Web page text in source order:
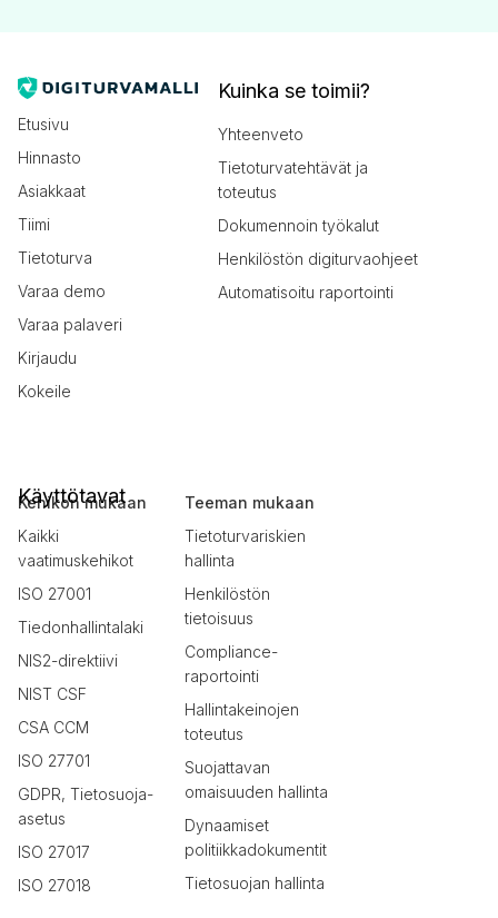
Etusivu
Hinnasto
Asiakkaat
Tiimi
Tietoturva
Varaa demo
Varaa palaveri
Kirjaudu
Kokeile
Kuinka se toimii?
Yhteenveto
Tietoturvatehtävät ja
toteutus
Dokumennoin työkalut
Henkilöstön digiturvaohjeet
Automatisoitu raportointi
Käyttötavat
Kehikon mukaan
Kaikki
vaatimuskehikot
ISO 27001
Tiedonhallintalaki
NIS2-direktiivi
NIST CSF
CSA CCM
ISO 27701
GDPR, Tietosuoja-
asetus
ISO 27017
ISO 27018
Teeman mukaan
Tietoturvariskien
hallinta
Henkilöstön
tietoisuus
Compliance-
raportointi
Hallintakeinojen
toteutus
Suojattavan
omaisuuden hallinta
Dynaamiset
politiikkadokumentit
Tietosuojan hallinta